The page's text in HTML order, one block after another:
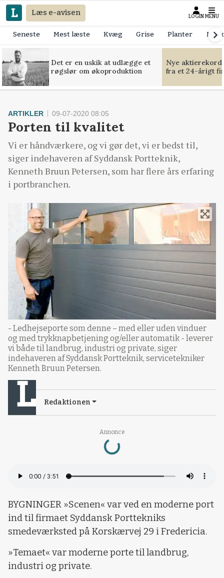
Læs e-avisen LOGIN MENU
Seneste Mest læste Kvæg Grise Planter
Det er en uskik at udlægge et
røgslør om økoproduktion
Nye
fra et 24-årigt
Annonce
Loading...
ARTIKLER 09-07-2020 08:05
Porten til kvalitet
Vi er håndværkere, og vi gør det, vi er bedst til,
siger indehaveren af Syddansk Portteknik,
Kenneth Bruun Petersen, som har flere års erfaring
i portbranchen.
- Ledhejseporte som denne – med eller uden vinduer
og med trykknapbetjening og/eller automatik - leverer
vi både til landbrug, industri og private, siger
indehaveren af Syddansk Portteknik, servicetekniker
Kenneth Bruun Petersen.
Redaktionen
BYGNINGER »Scenen« var ved en moderne port
ind til firmaet Syddansk Porttekniks
smedeværksted på Korskærvej 29 i Fredericia.
»Temaet« var moderne porte til landbrug,
industri og private.